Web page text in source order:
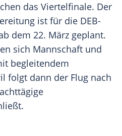
das Viertelfinale. Der
ist für die DEB-
dem 22. März geplant.
sich Mannschaft und
begleitendem
folgt dann der Flug nach